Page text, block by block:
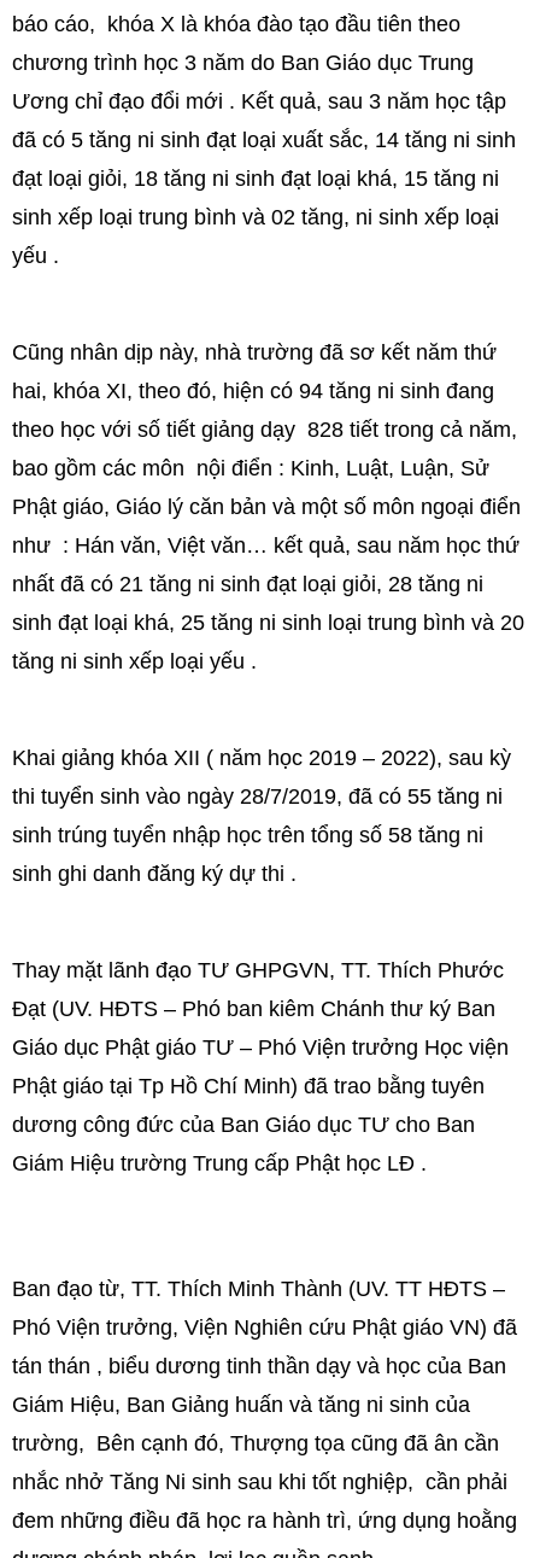
báo cáo, khóa X là khóa đào tạo đầu tiên theo
chương trình học 3 năm do Ban Giáo dục Trung
Ương chỉ đạo đổi mới . Kết quả, sau 3 năm học tập
đã có 5 tăng ni sinh đạt loại xuất sắc, 14 tăng ni sinh
đạt loại giỏi, 18 tăng ni sinh đạt loại khá, 15 tăng ni
sinh xếp loại trung bình và 02 tăng, ni sinh xếp loại
yếu .
Cũng nhân dịp này, nhà trường đã sơ kết năm thứ
hai, khóa XI, theo đó, hiện có 94 tăng ni sinh đang
theo học với số tiết giảng dạy 828 tiết trong cả năm,
bao gồm các môn nội điển : Kinh, Luật, Luận, Sử
Phật giáo, Giáo lý căn bản và một số môn ngoại điển
như : Hán văn, Việt văn… kết quả, sau năm học thứ
nhất đã có 21 tăng ni sinh đạt loại giỏi, 28 tăng ni
sinh đạt loại khá, 25 tăng ni sinh loại trung bình và 20
tăng ni sinh xếp loại yếu .
Khai giảng khóa XII ( năm học 2019 – 2022), sau kỳ
thi tuyển sinh vào ngày 28/7/2019, đã có 55 tăng ni
sinh trúng tuyển nhập học trên tổng số 58 tăng ni
sinh ghi danh đăng ký dự thi .
Thay mặt lãnh đạo TƯ GHPGVN, TT. Thích Phước
Đạt (UV. HĐTS – Phó ban kiêm Chánh thư ký Ban
Giáo dục Phật giáo TƯ – Phó Viện trưởng Học viện
Phật giáo tại Tp Hồ Chí Minh) đã trao bằng tuyên
dương công đức của Ban Giáo dục TƯ cho Ban
Giám Hiệu trường Trung cấp Phật học LĐ .
Ban đạo từ, TT. Thích Minh Thành (UV. TT HĐTS –
Phó Viện trưởng, Viện Nghiên cứu Phật giáo VN) đã
tán thán , biểu dương tinh thần dạy và học của Ban
Giám Hiệu, Ban Giảng huấn và tăng ni sinh của
trường, Bên cạnh đó, Thượng tọa cũng đã ân cần
nhắc nhở Tăng Ni sinh sau khi tốt nghiệp, cần phải
đem những điều đã học ra hành trì, ứng dụng hoằng